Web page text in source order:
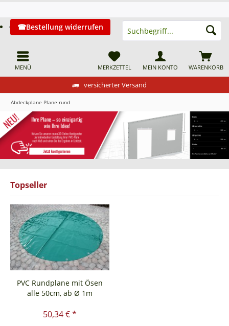
versicherter Versand
MENÜ
Bestellung widerrufen
WARENKORB
MERKZETTEL MEIN KONTO
Abdeckplane Plane rund
Topseller
PVC Rundplane mit Ösen
alle 50cm, ab Ø 1m
50,34 € *